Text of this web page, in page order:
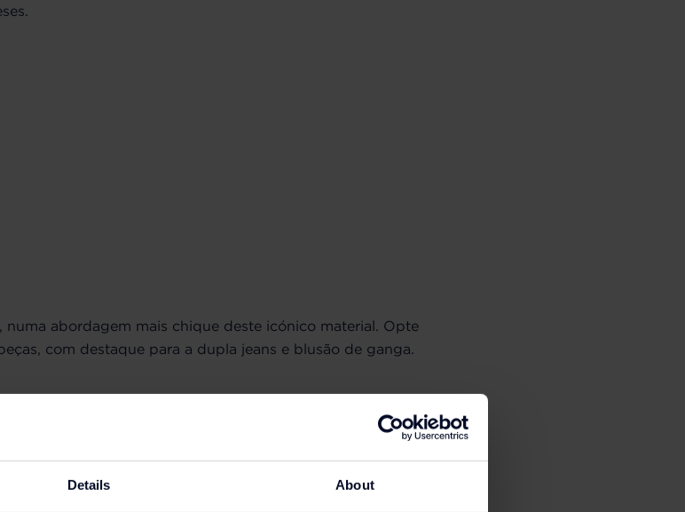
Details About
abordagem mais chique deste icónico material. Opte
com destaque para a dupla jeans e blusão de ganga.